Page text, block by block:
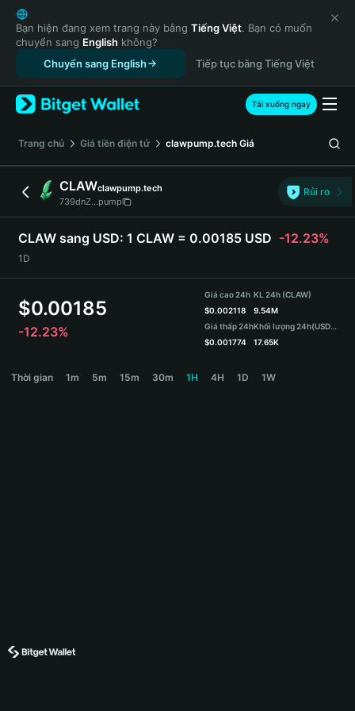
English
日本語
Tiếng Việt
Русский
Español (Latinoamérica)
Türkçe
Français
Deutsch
简体中文
繁體中文
Português (Portugal)
Bahasa Indonesia
ภาษาไทย
हिन्दी
Español
Português (Brasil)
Bạn hiện đang xem trang này bằng Tiếng Việt. Bạn có muốn
chuyển sang English không?
Chuyển sang English
Tiếp tục bằng Tiếng Việt
Tải xuống ngay
‌Trang chủ Giá tiền điện tử clawpump.tech Giá
CLAWclawpump.tech
739dnZ...pump
Rủi ro
CLAW sang USD: 1 CLAW = 0.00185 USD -12.23%
1D
$0.00185
-12.23%
Giá cao 24h
$0.002118
Giá thấp 24h
$0.001774
KL 24h (CLAW)
9.54M
Khối lượng 24h(USDT)
17.65K
Thời gian 1m 5m 15m 30m 1H 4H 1D 1W